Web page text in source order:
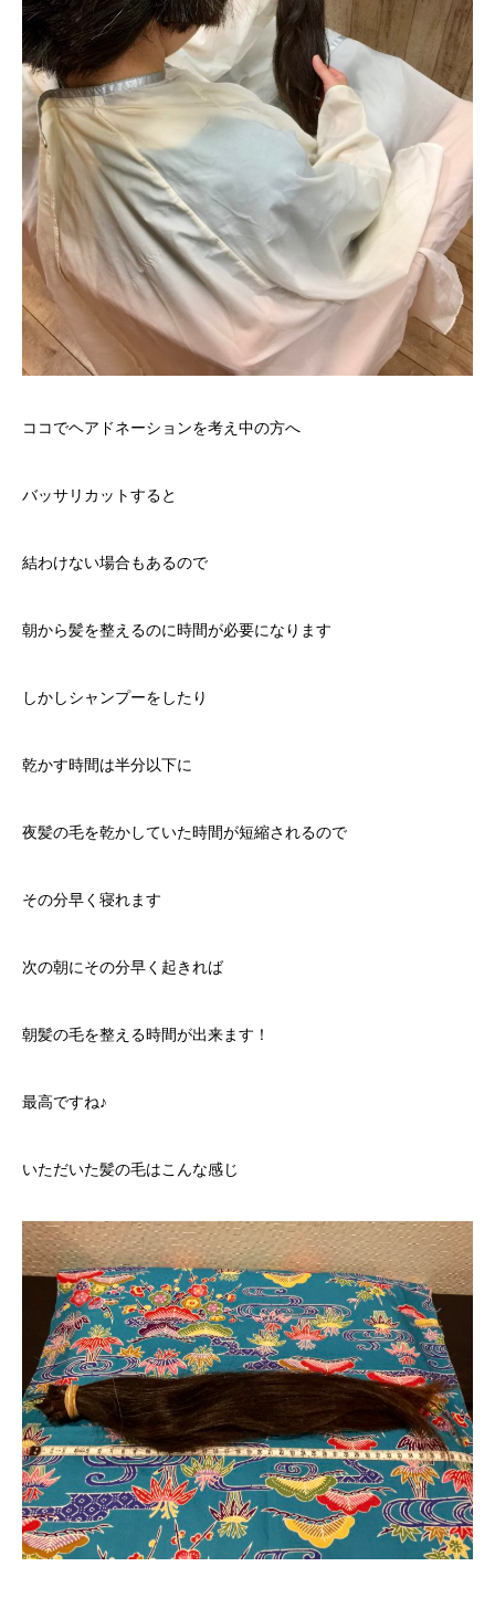
ココでヘアドネーションを考え中の方へ
バッサリカットすると
結わけない場合もあるので
朝から髪を整えるのに時間が必要になります
しかしシャンプーをしたり
乾かす時間は半分以下に
夜髪の毛を乾かしていた時間が短縮されるので
その分早く寝れます
次の朝にその分早く起きれば
朝髪の毛を整える時間が出来ます！
最高ですね♪
いただいた髪の毛はこんな感じ